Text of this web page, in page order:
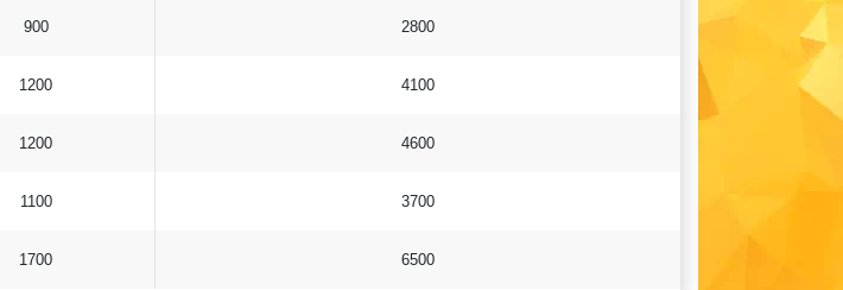
900 2800
1200 4100
1200 4600
1100 3700
1700 6500